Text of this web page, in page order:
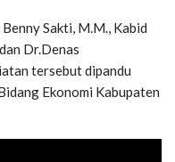
Sakti, M.M., Kabid
Dr.Denas
tersebut dipandu
Ekonomi Kabupaten